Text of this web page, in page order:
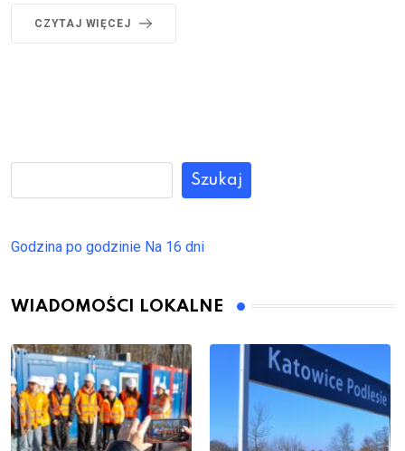
CZYTAJ WIĘCEJ
Szukaj
Godzina po godzinie Na 16 dni
WIADOMOŚCI LOKALNE